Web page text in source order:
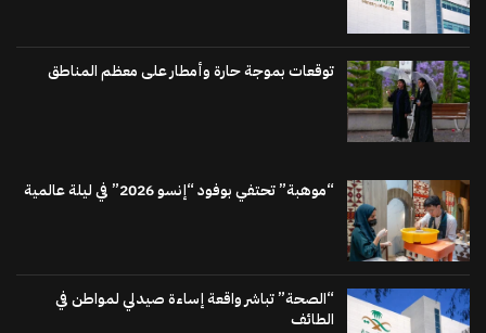
توقعات بموجة حارة وأمطار على معظم المناطق
“موهبة” تحتفي بوفود “إنسو 2026” في ليلة عالمية
“الصحة” تباشر واقعة إساءة صيدلي لمواطن في
الطائف